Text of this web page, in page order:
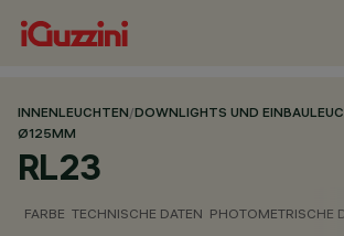
INNENLEUCHTEN/DOWNLIGHTS UND
Ø125MM
RL23
FARBE TECHNISCHE DATEN PHOTOMETRISCHE